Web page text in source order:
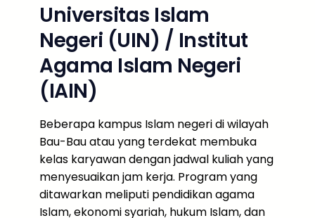
Universitas Islam
Negeri (UIN) / Institut
Agama Islam Negeri
(IAIN)
Beberapa kampus Islam negeri di wilayah
Bau-Bau atau yang terdekat membuka
kelas karyawan dengan jadwal kuliah yang
menyesuaikan jam kerja. Program yang
ditawarkan meliputi pendidikan agama
Islam, ekonomi syariah, hukum Islam, dan